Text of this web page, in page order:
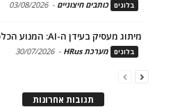
בלוגים כותבים חיצוניים -
03/08/2026
מיתוג מעסיק בעידן ה-AI: המנוע הכלכלי של גיוס ושימור טלנטים
בלוגים מערכת HRus -
30/07/2026
תגובות אחרונות